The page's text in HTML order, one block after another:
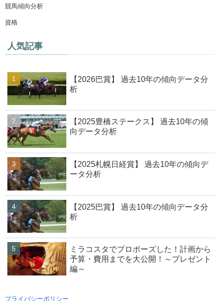
競馬傾向分析
資格
人気記事
【2026巴賞】 過去10年の傾向データ分
析
【2025豊橋ステークス】 過去10年の傾
向データ分析
【2025札幌日経賞】 過去10年の傾向デ
ータ分析
【2025巴賞】 過去10年の傾向データ分
析
ミラコスタでプロポーズした！計画から
予算・費用までを大公開！～プレゼント
編～
プライバシーポリシー